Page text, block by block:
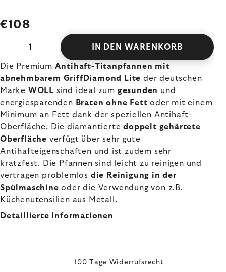
€108
IN DEN WARENKORB
Die Premium Antihaft-Titanpfannen mit
abnehmbarem GriffDiamond Liteder deutschen
Marke WOLL sind ideal zum gesunden und
energiesparenden Braten ohne Fett oder mit einem
Minimum an Fett dank der speziellen Antihaft-
Oberfläche. Die diamantiertedoppelt gehärtete
Oberfläche verfügt über sehr gute
Antihafteigenschaften und ist zudem sehr
kratzfest. Die Pfannen sind leicht zu reinigen und
vertragen problemlos die Reinigung in der
Spülmaschineoder die Verwendung von z.B.
Küchenutensilien aus Metall.
Detaillierte Informationen
100 Tage Widerrufsrecht